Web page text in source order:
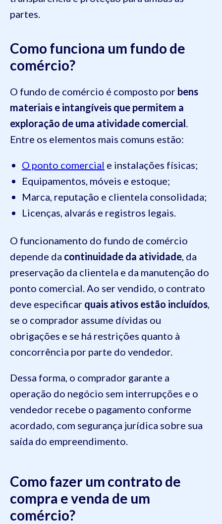
partes.
Como funciona um fundo de
comércio?
O fundo de comércio é composto por bens
materiais e intangíveis que permitem a
exploração de uma atividade comercial
Entre os elementos mais comuns estão:
O ponto comercial e instalações físicas;
Equipamentos, móveis e estoque;
Marca, reputação e clientela consolidada;
Licenças, alvarás e registros legais.
O funcionamento do fundo de comércio
depende da continuidade da atividade , da
preservação da clientela e da manutenção do
ponto comercial. Ao ser vendido, o contrato
deve especificar quais ativos estão incluídos
se o comprador assume dívidas ou
obrigações e se há restrições quanto à
concorrência por parte do vendedor.
Dessa forma, o comprador garante a
operação do negócio sem interrupções e o
vendedor recebe o pagamento conforme
acordado, com segurança jurídica sobre sua
saída do empreendimento.
Como fazer um contrato de
compra e venda de um
comércio?